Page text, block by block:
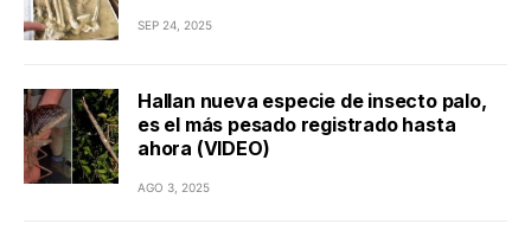
SEP 24, 2025
Hallan nueva especie de insecto palo,
es el más pesado registrado hasta
ahora (VIDEO)
AGO 3, 2025